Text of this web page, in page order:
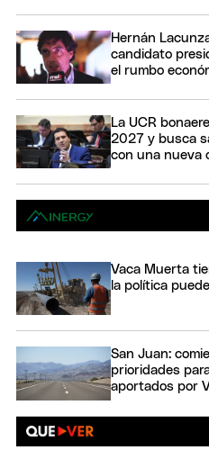
Hernán
candidato
el rumbo
La UCR
2027 y busca
con una nueva
Vaca Muerta
la política
San Juan:
prioridades
aportados por